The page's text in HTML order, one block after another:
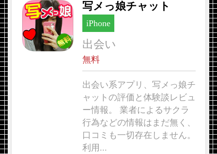
写メっ娘チャット
iPhone
出会い
無料
出会い系アプリ、写メっ娘チ
ャットの評価と体験談レビュ
ー情報。 業者によるサクラ
行為などの情報はまだ無く、
口コミも一切存在しません。
利用...